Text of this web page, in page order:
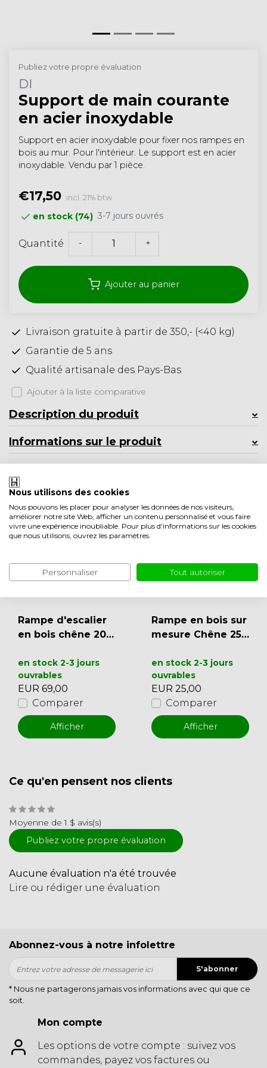
Publiez votre propre évaluation
DI
Support de main courante
en acier inoxydable
Support en acier inoxydable pour fixer nos rampes en
bois au mur. Pour l'intérieur. Le support est en acier
inoxydable. Vendu par 1 pièce.
€17,50 incl. 21% btw
en stock (74) 3-7 jours ouvrés
Quantité - +
Ajouter au panier
Livraison gratuite à partir de 350,- (<40 kg)
Garantie de 5 ans
Qualité artisanale des Pays-Bas
Ajouter à la liste comparative
Description du produit
Informations sur le produit
Afficher moins
Aussi agréable à regarder
Rampe d'escalier
en bois chêne 200
en stock 2-3 jours
ouvrables
EUR 69,00
Comparer
Afficher
Rampe en bois sur
mesure Chêne 25
en stock 2-3 jours
ouvrables
EUR 25,00
Comparer
Afficher
Ce qu'en pensent nos clients
Moyenne de 1 $ avis(s)
Publiez votre propre évaluation
Aucune évaluation n'a été trouvée
Lire ou rédiger une évaluation
Abonnez-vous à notre infolettre
S'abonner
* Nous ne partagerons jamais vos informations avec qui que ce
soit.
Mon compte
Les options de votre compte : suivez vos
commandes, payez vos factures ou
Nous utilisons des cookies
Nous pouvons les placer pour analyser les données de nos visiteurs,
améliorer notre site Web, afficher un contenu personnalisé et vous faire
vivre une expérience inoubliable. Pour plus d'informations sur les cookies
que nous utilisons, ouvrez les paramètres.
Personnaliser Tout autoriser